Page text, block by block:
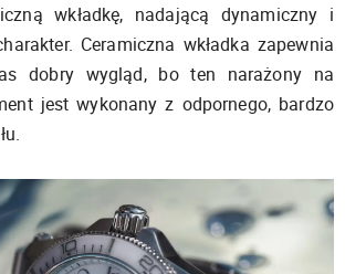
wkładkę, nadającą dynamiczny i
Ceramiczna wkładka zapewnia
dobry wygląd, bo ten narażony na
jest wykonany z odpornego, bardzo